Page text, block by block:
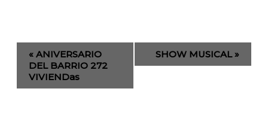
Evento
Navegación
« ANIVERSARIO
DEL BARRIO 272
VIVIENDas
SHOW MUSICAL»